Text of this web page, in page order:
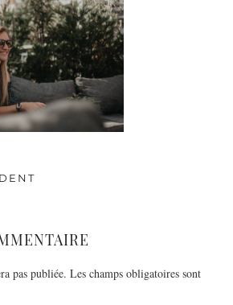
pas publiée. Les champs obligatoires sont